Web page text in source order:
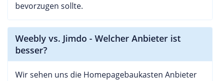
bevorzugen sollte.
Weebly vs. Jimdo - Welcher Anbieter ist
besser?
Wir sehen uns die Homepagebaukasten Anbieter